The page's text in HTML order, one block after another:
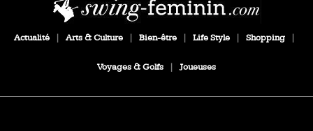
Actualité Arts & Culture Bien-être Life Style Shopping
Voyages & Golfs Joueuses